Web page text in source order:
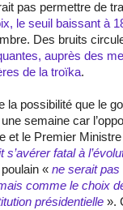
pas permettre de
le seuil baissant à
Des bruits
auprès des
de la troïka.
la possibilité que le
semaine car
le Premier Ministre
s’avérer fatal à
« ne serait
comme le choix
présidentielle ».